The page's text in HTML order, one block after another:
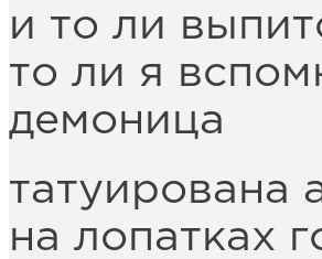
и то ли
то ли я
демоница
татуирована
на лопатках